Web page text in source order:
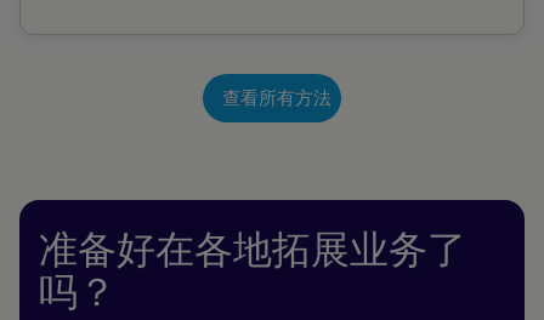
查看所有方法
准备好在各地拓展业务了
吗？